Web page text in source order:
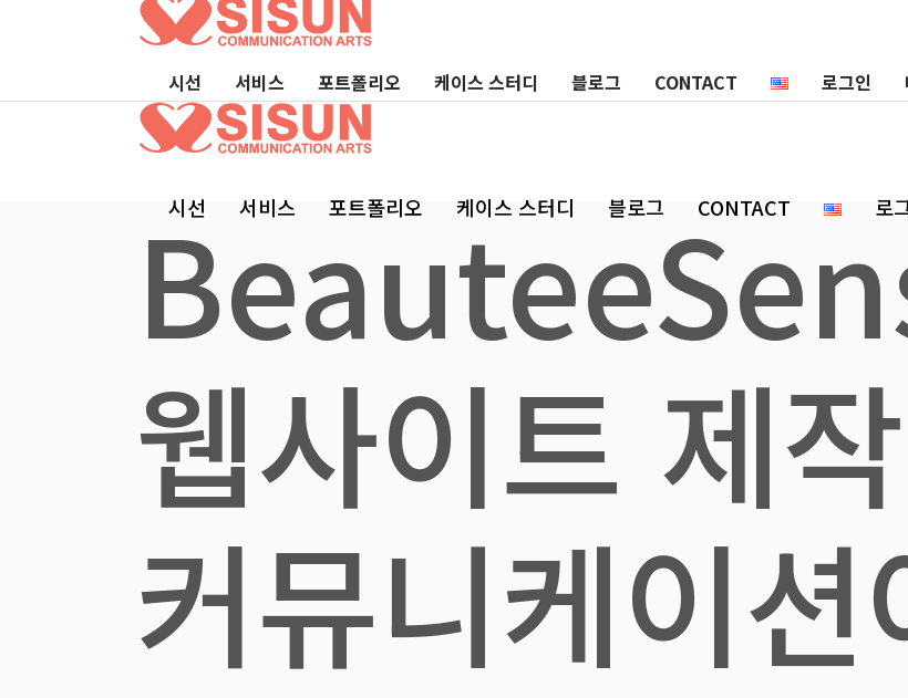
시선 서비스 포트폴리오 케이스 스터디 블로그 CONTACT 로
시선 서비스 포트폴리오 케이스 스터디 블로그 CONTACT 로그인
웹사이트 제
커뮤니케이